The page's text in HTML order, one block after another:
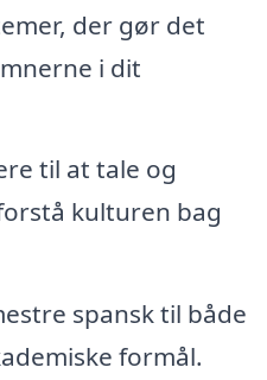
der gør det
i dit
til at tale og
kulturen bag
spansk til både
formål.